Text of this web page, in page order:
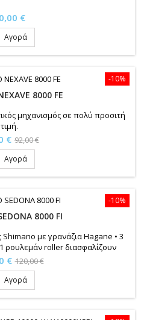
€
Αγορά
-10%
8000 FE
μηχανισμός σε πολύ προσιτή
τιμή.
€ Κανονική
τιμή
92,00 €
Αγορά
-10%
8000 FI
με γρανάζια Hagane • 3
ρουλεμάν roller διασφαλίζουν
σύστημα κατανομής βελτιώνει
forged AR-C πομπίνα • Μεγάλη
προτιμήσεις και
για το κόστος του...
€ Κανονική
τιμή
120,00 €
Αγορά